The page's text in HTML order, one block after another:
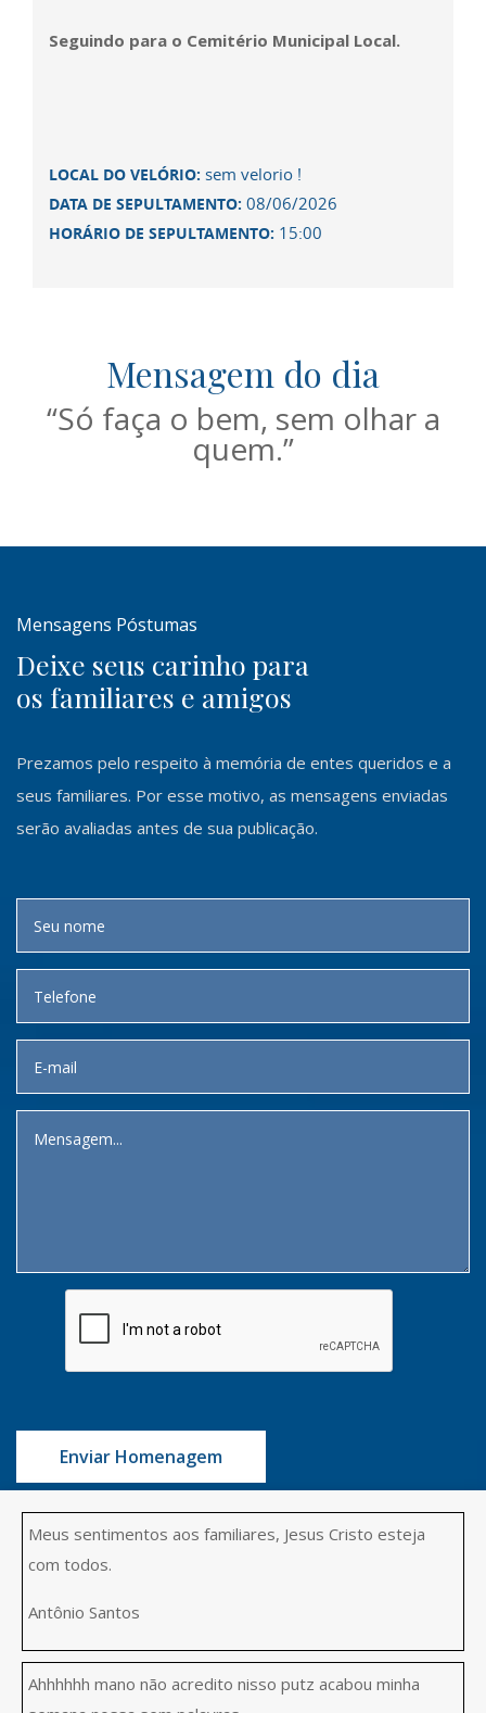
Seguindo para o Cemitério Municipal Local.
LOCAL DO VELÓRIO: sem velorio !
DATA DE SEPULTAMENTO: 08/06/2026
HORÁRIO DE SEPULTAMENTO: 15:00
Mensagem do dia
“Só faça o bem, sem olhar a
quem.”
Mensagens Póstumas
Deixe seus carinho para
os familiares e amigos
Prezamos pelo respeito à memória de entes queridos e a
seus familiares. Por esse motivo, as mensagens enviadas
serão avaliadas antes de sua publicação.
Enviar Homenagem
Meus sentimentos aos familiares, Jesus Cristo esteja
com todos.
Antônio Santos
Ahhhhhh mano não acredito nisso putz acabou minha